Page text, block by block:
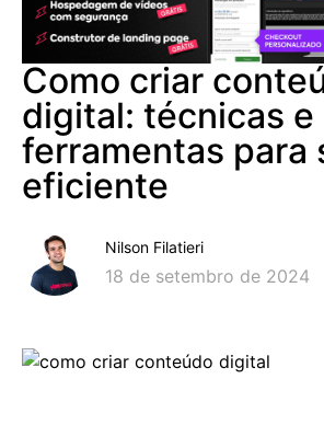
Como criar
digital: técnicas e
ferramentas para
eficiente
Nilson Filatieri
18 de setembro de 2024